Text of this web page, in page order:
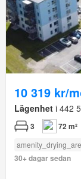
10 319 kr/
Lägenhet i 442
3 72 m²
30+ dagar sedan